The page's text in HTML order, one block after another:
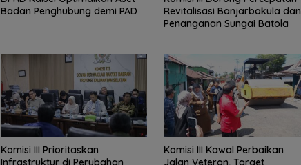
Badan Penghubung demi PAD
Revitalisasi Banjarbakula dan
Penanganan Sungai Batola
‎Komisi III Prioritaskan
Infrastruktur di Perubahan
Komisi III Kawal Perbaikan
Jalan Veteran, Target